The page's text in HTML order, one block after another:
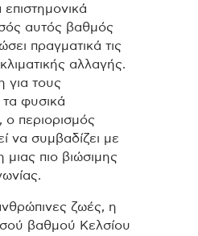
αυτός βαθμός
πραγματικά τις
αλλαγής.
τους
φυσικά
ο περιορισμός
να συμβαδίζει με
πιο βιώσιμης
ζωές, η
βαθμού Κελσίου